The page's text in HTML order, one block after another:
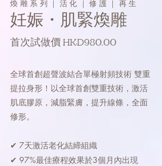
煥雕系列｜活化｜修護｜再生
妊娠・肌緊煥雕
首次試做價 HKD980.00
全球首創超聲波結合單極射頻技術 雙重
提拉身形！以全球首創雙重技術，激活
肌底膠原，減脂緊膚，提升線條，全面
修形。
✔ 7天激活老化結締組織
✔ 97%最佳療程效果於3個月內出現